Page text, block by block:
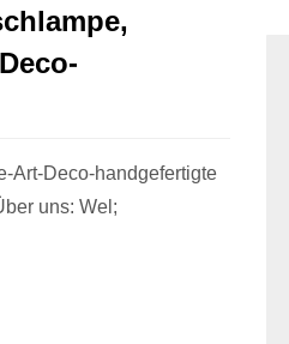
Art-Deco-handgefertigte
uns: Wel;